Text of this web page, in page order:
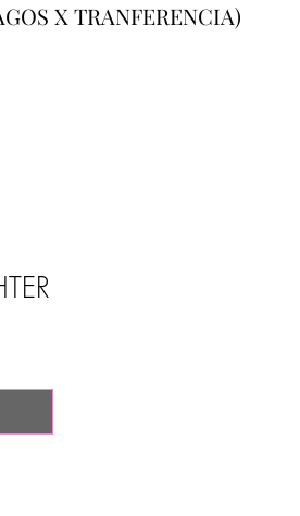
X TRANFERENCIA)